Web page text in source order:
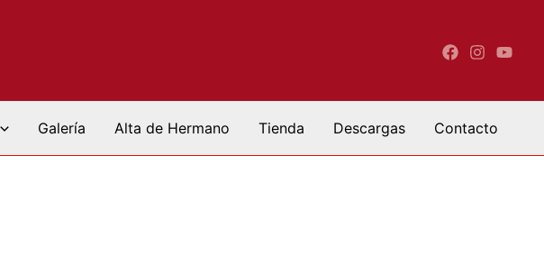
Galería Alta de Hermano Tienda Descargas Contacto